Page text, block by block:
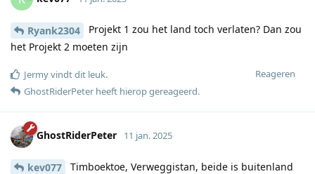
Ryank2304
Projekt 1 zou het land toch verlaten? Dan zou
het Projekt 2 moeten zijn
Reageren
Jermyvindt dit leuk.
GhostRiderPeter heeft hierop gereageerd.
GhostRiderPeter 11 jan. 2025
kev077
Timboektoe, Verweggistan, beide is buitenland